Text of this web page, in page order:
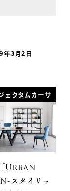
年3月2日
ェクタムカーサ
Urban
スタイリッ